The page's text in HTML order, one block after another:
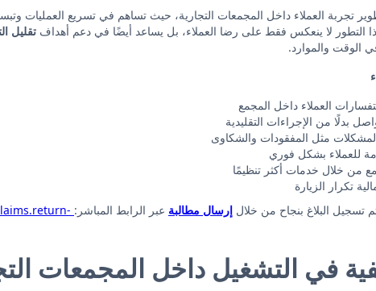
تجربة العملاء داخل المجمعات التجارية، حيث تساهم في تسريع العمليات
التطور لا ينعكس فقط على رضا العملاء، بل يساعد أيضًا في دعم أهداف تقليل
الوقت والموارد.
العملاء داخل المجمع
بدلًا من الإجراءات التقليدية
مثل المفقودات والشكاوى
للعملاء بشكل فوري
من خلال خدمات أكثر تنظيمًا
تكرار الزيارة
تسجيل البلاغ بنجاح من خلال إرسال مطالبة عبر الرابط المباشر:
في التشغيل داخل المجمعات